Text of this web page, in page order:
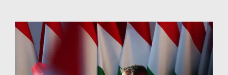
Προβολή
μεγαλύτερης
εικόνας